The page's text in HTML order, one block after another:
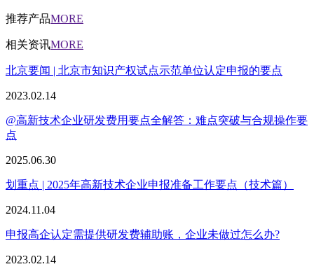
推荐产品MORE
相关资讯MORE
北京要闻 | 北京市知识产权试点示范单位认定申报的要点
2023.02.14
@高新技术企业研发费用要点全解答：难点突破与合规操作要
点
2025.06.30
划重点 | 2025年高新技术企业申报准备工作要点（技术篇）
2024.11.04
申报高企认定需提供研发费辅助账，企业未做过怎么办?
2023.02.14